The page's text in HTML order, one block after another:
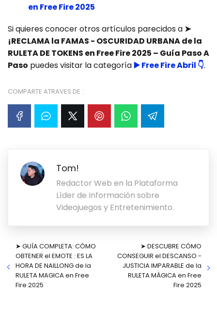
en Free Fire 2025
Si quieres conocer otros artículos parecidos a ➤
¡RECLAMA la FAMAS - OSCURIDAD URBANA de la
RULETA DE TOKENS en Free Fire 2025 – Guía Paso A
Paso puedes visitar la categoría▶️ Free Fire Abril 👇.
COMPARTE ATRAVES DE :
Tom!
Redactor Web en la Plataforma
Líder de Información sobre
Videojuegos y Entretenimiento.
➤ GUÍA COMPLETA: CÓMO
OBTENER el EMOTE : ES LA
HORA DE NAILLONG de la
RULETA MAGICA en Free
Fire 2025
➤ DESCUBRE CÓMO
CONSEGUIR el DESCANSO -
JUSTICIA IMPARABLE de la
RULETA MÁGICA en Free
Fire 2025